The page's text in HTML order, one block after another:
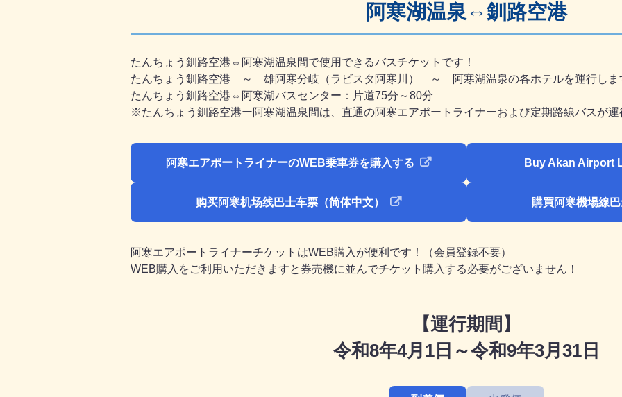
阿寒湖温泉⇔釧路空港
たんちょう釧路空港⇔阿寒湖温泉間で使用できるバスチケットです！
たんちょう釧路空港 ～ 雄阿寒分岐（ラビスタ阿寒川） ～ 阿寒湖温泉の各ホテルを運行しま
たんちょう釧路空港⇔阿寒湖バスセンター：片道75分～80分
※たんちょう釧路空港ー阿寒湖温泉間は、直通の阿寒エアポートライナーおよび定期路線バスが運
阿寒エアポートライナーのWEB乗車券を購入する Buy Akan Airport
购买阿寒机场线巴士车票（简体中文） 購買阿寒機場線
阿寒エアポートライナーチケットはWEB購入が便利です！（会員登録不要）
WEB購入をご利用いただきますと券売機に並んでチケット購入する必要がございません！
【運行期間】
令和8年4月1日～令和9年3月31日